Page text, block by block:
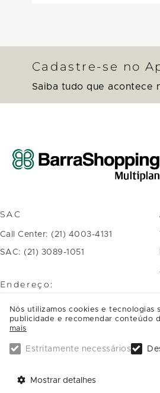
Cadastre-se no
Saiba tudo que acontece
SAC
Call Center: (21) 4003-4131
SAC: (21) 3089-1051
Endereço:
Avenida das Américas, 4.666 Barra
da Tijuca
CEP: 22640-102, Rio de Janeiro - RJ
SAIBA COMO CHEGAR
Nós utilizamos cookies e tecnologias
publicidade e recomendar conteúdo
mais
Estritamente necessários
Mostrar detalhes